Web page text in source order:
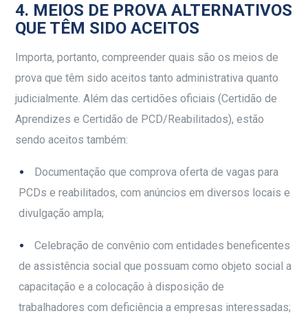
4. MEIOS DE PROVA ALTERNATIVOS
QUE TÊM SIDO ACEITOS
Importa, portanto, compreender quais são os meios de
prova que têm sido aceitos tanto administrativa quanto
judicialmente. Além das certidões oficiais (Certidão de
Aprendizes e Certidão de PCD/Reabilitados), estão
sendo aceitos também:
Documentação que comprova oferta de vagas para
PCDs e reabilitados, com anúncios em diversos locais e
divulgação ampla;
Celebração de convênio com entidades beneficentes
de assistência social que possuam como objeto social a
capacitação e a colocação à disposição de
trabalhadores com deficiência a empresas interessadas;